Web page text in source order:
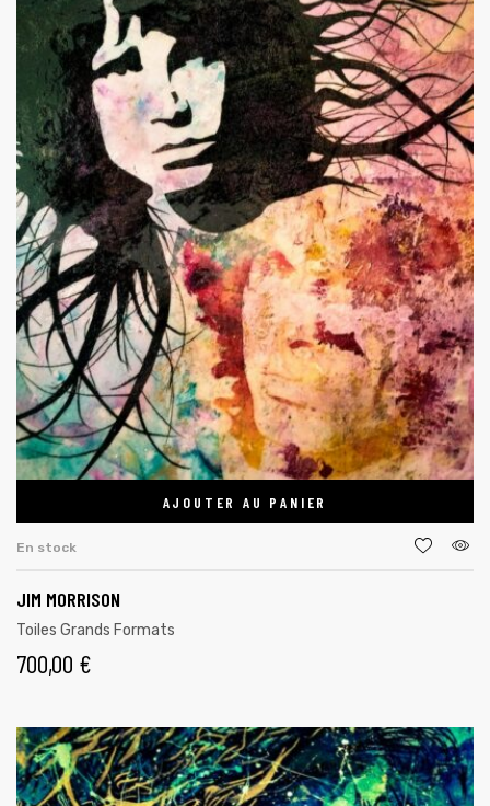
AJOUTER AU PANIER
En stock
JIM MORRISON
Toiles Grands Formats
700,00 €